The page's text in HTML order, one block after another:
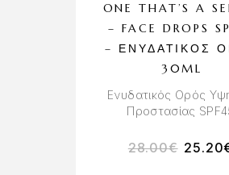
ONE THAT’S A
– FACE DROPS
– ΕΝΥΔΑΤΙΚΌΣ
30ML
Ενυδατικός Ορός
Προστασίας
28.00€ 25.20